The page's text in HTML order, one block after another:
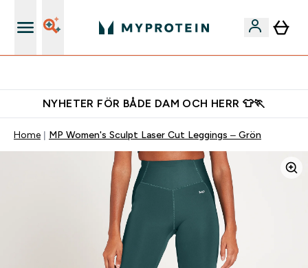
NYHETER FÖR BÅDE DAM OCH HERR 👕🏃
Home MP Women's Sculpt Laser Cut Leggings – Grön